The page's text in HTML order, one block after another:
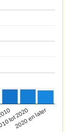
tot 2020
2020 en later